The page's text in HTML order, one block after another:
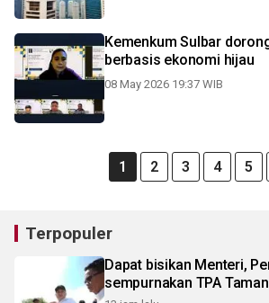
Kemenkum Sulbar
berbasis ekonomi hijau
08 May 2026 19:37 WIB
1 2 3 4 5
Terpopuler
Dapat bisikan Menteri,
sempurnakan TPA